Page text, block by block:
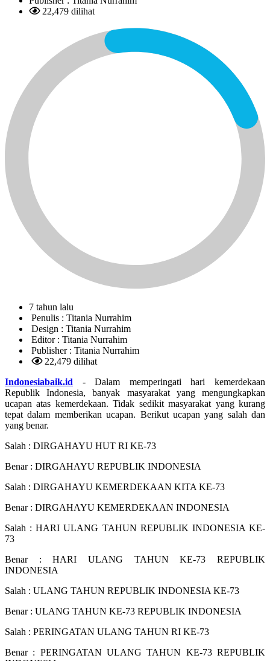
22,479 dilihat
7 tahun lalu
Penulis : Titania Nurrahim
Design : Titania Nurrahim
Editor : Titania Nurrahim
Publisher : Titania Nurrahim
22,479 dilihat
Indonesiabaik.id - Dalam memperingati hari kemerdekaan
Republik Indonesia, banyak masyarakat yang mengungkapkan
ucapan atas kemerdekaan. Tidak sedikit masyarakat yang kurang
tepat dalam memberikan ucapan. Berikut ucapan yang salah dan
yang benar.
Salah : DIRGAHAYU HUT RI KE-73
Benar : DIRGAHAYU REPUBLIK INDONESIA
Salah : DIRGAHAYU KEMERDEKAAN KITA KE-73
Benar : DIRGAHAYU KEMERDEKAAN INDONESIA
Salah : HARI ULANG TAHUN REPUBLIK INDONESIA KE-
73
Benar : HARI ULANG TAHUN KE-73 REPUBLIK
INDONESIA
Salah : ULANG TAHUN REPUBLIK INDONESIA KE-73
Benar : ULANG TAHUN KE-73 REPUBLIK INDONESIA
Salah : PERINGATAN ULANG TAHUN RI KE-73
Benar : PERINGATAN ULANG TAHUN KE-73 REPUBLIK